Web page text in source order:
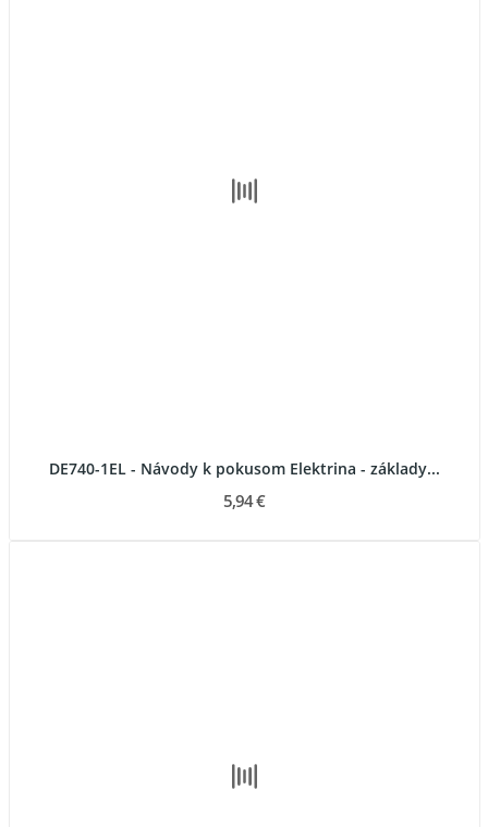
DE740-1EL - Návody k pokusom Elektrina - základy...
5,94 €